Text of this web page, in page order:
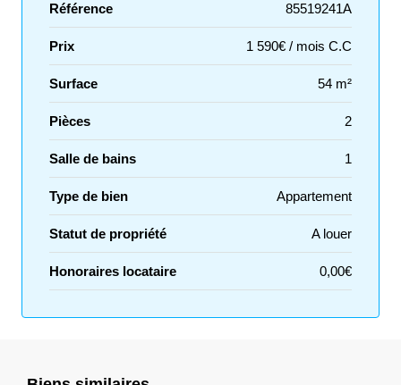
Référence 85519241A
Prix 1 590€ / mois C.C
Surface 54 m²
Pièces 2
Salle de bains 1
Type de bien Appartement
Statut de propriété A louer
Honoraires locataire 0,00€